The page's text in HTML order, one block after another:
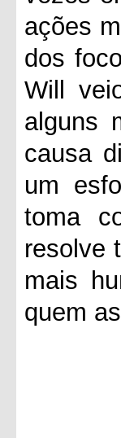
ações
dos
Will
alguns
causa
um
toma
resolve
mais
quem